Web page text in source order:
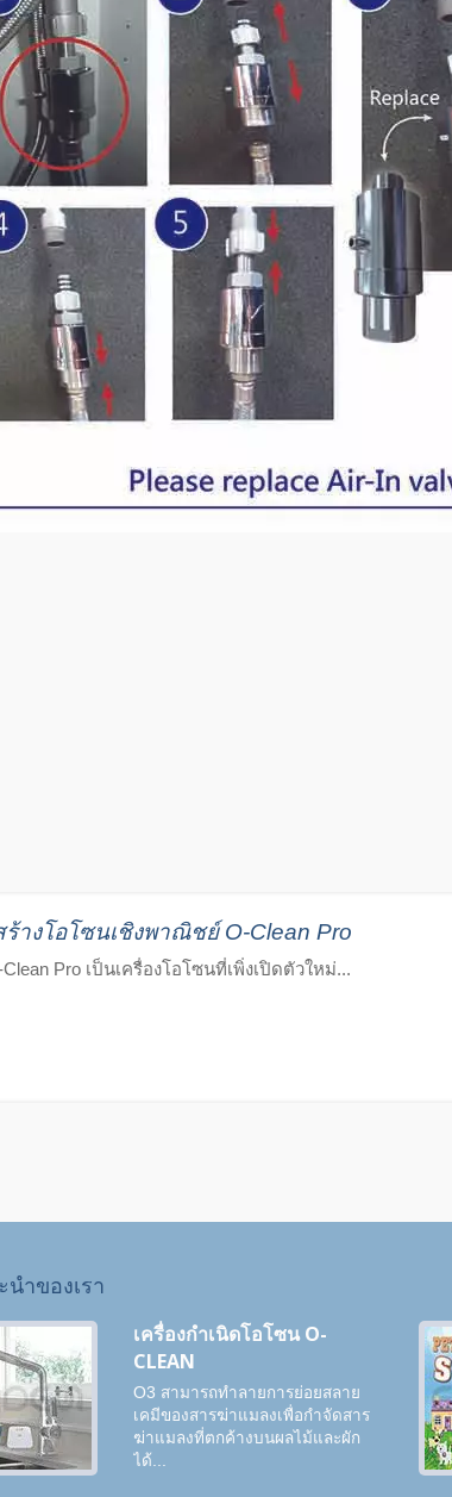
างโอโซนเชิงพาณิชย์ O-Clean Pro
Pro เป็นเครื่องโอโซนที่เพิ่งเปิดตัวใหม่...
ำของเรา
เครื่องกำเนิดโอโซน O-
CLEAN
O3 สามารถทำลายการย่อยสลาย
เคมีของสารฆ่าแมลงเพื่อกำจัดสาร
ฆ่าแมลงที่ตกค้างบนผลไม้และผัก
ได้...